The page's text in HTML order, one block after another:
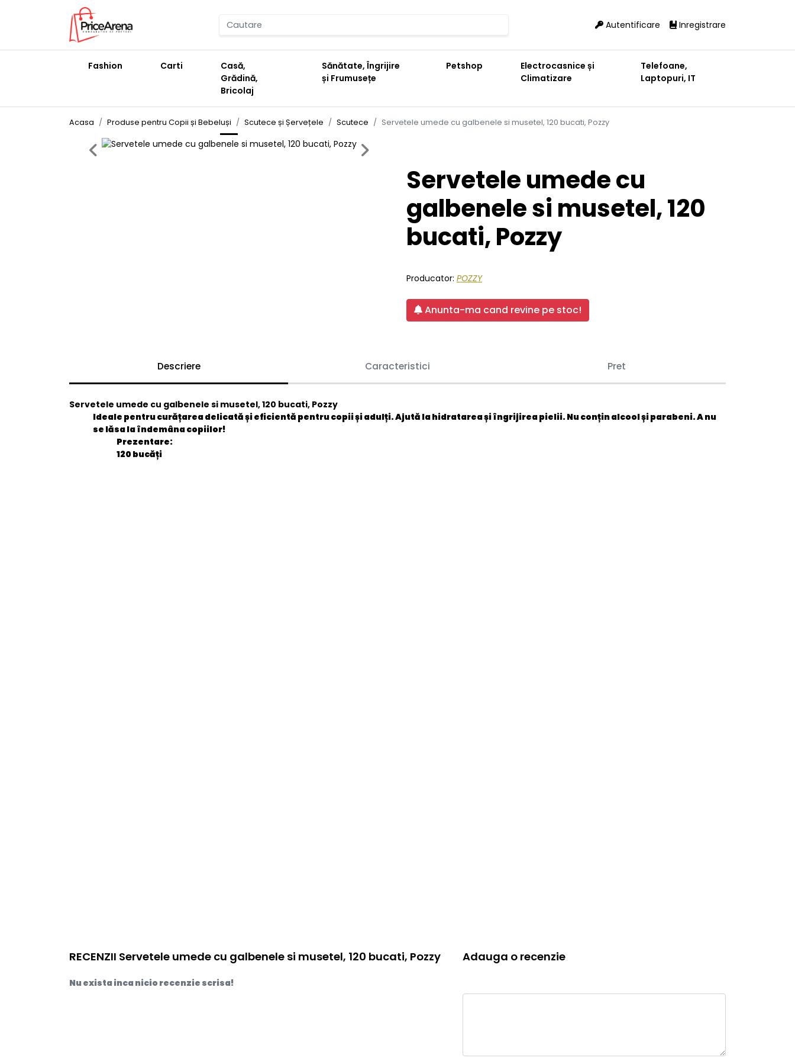
Autentificare Inregistrare
Fashion Carti
Casă,
Grădină,
Bricolaj
Sănătate, Îngrijire
și Frumusețe
Petshop
Electrocasnice și
Climatizare
Telefoane,
Laptopuri, IT
Acasa Produse pentru Copii și Bebeluși Scutece și Șervețele Scutece Servetele umede cu galbenele si musetel, 120 bucati, Pozzy
Previous Next
Servetele umede cu
galbenele si musetel, 120
bucati, Pozzy
Producator: POZZY
Anunta-ma cand revine pe stoc!
Descriere Caracteristici Pret
Servetele umede cu galbenele si musetel, 120 bucati, Pozzy
Ideale pentru curățarea delicată și eficientă pentru copii și adulți. Ajută la hidratarea și îngrijirea pielii. Nu conțin alcool și parabeni. A nu
se lăsa la îndemâna copiilor!
Prezentare:
120 bucăți
RECENZII Servetele umede cu galbenele si musetel, 120 bucati, Pozzy
Nu exista inca nicio recenzie scrisa!
Adauga o recenzie